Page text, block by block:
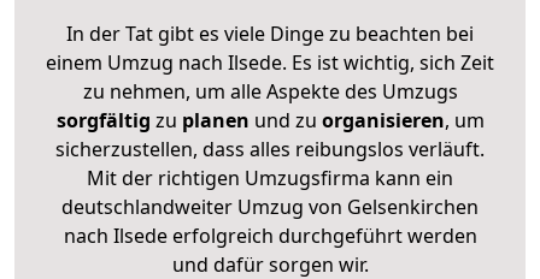
In der Tat gibt es viele Dinge zu beachten bei
einem Umzug nach Ilsede. Es ist wichtig, sich Zeit
zu nehmen, um alle Aspekte des Umzugs
sorgfältig zu planen und zu organisieren, um
sicherzustellen, dass alles reibungslos verläuft.
Mit der richtigen Umzugsfirma kann ein
deutschlandweiter Umzug von Gelsenkirchen
nach Ilsede erfolgreich durchgeführt werden
und dafür sorgen wir.